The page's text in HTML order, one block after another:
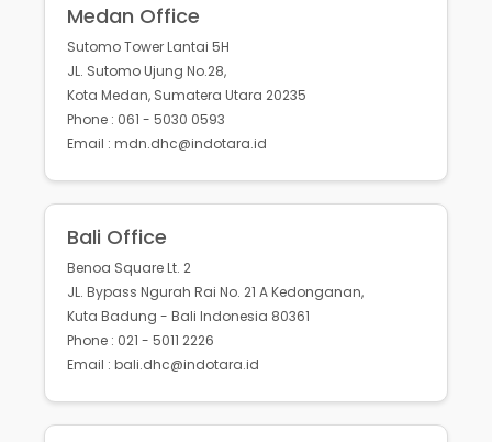
Medan Office
Sutomo Tower Lantai 5H
JL. Sutomo Ujung No.28,
Kota Medan, Sumatera Utara 20235
Phone : 061 - 5030 0593
Email : mdn.dhc@indotara.id
Bali Office
Benoa Square Lt. 2
JL. Bypass Ngurah Rai No. 21 A Kedonganan,
Kuta Badung - Bali Indonesia 80361
Phone : 021 - 5011 2226
Email : bali.dhc@indotara.id